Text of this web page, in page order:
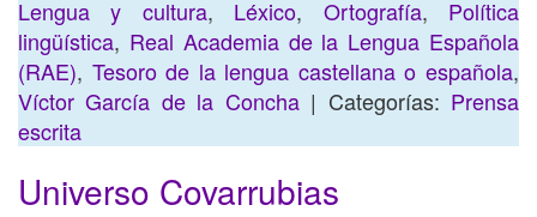
Lengua y cultura, Léxico, Ortografía, Política
lingüística, Real Academia de la Lengua Española
(RAE), Tesoro de la lengua castellana o española,
Víctor García de la Concha| Categorías: Prensa
escrita
Universo Covarrubias